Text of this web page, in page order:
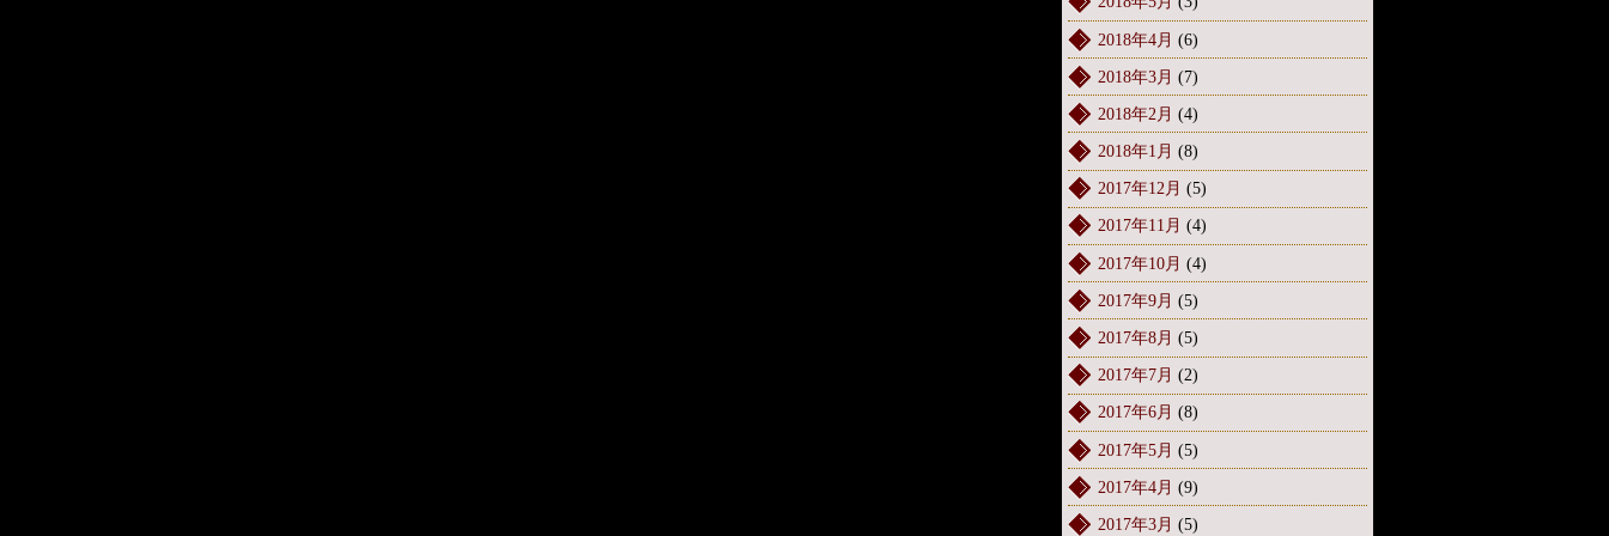
2018年4月 (6)
2018年3月 (7)
2018年2月 (4)
2018年1月 (8)
2017年12月 (5)
2017年11月 (4)
2017年10月 (4)
2017年9月 (5)
2017年8月 (5)
2017年7月 (2)
2017年6月 (8)
2017年5月 (5)
2017年4月 (9)
2017年3月 (5)